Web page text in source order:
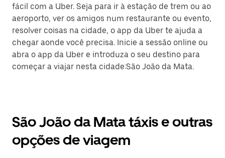
fácil com a Uber. Seja para ir à estação de trem ou ao
aeroporto, ver os amigos num restaurante ou evento,
resolver coisas na cidade, o app da Uber te ajuda a
chegar aonde você precisa. Inicie a sessão online ou
abra o app da Uber e introduza o seu destino para
começar a viajar nesta cidade:São João da Mata.
São João da Mata táxis e outras
opções de viagem